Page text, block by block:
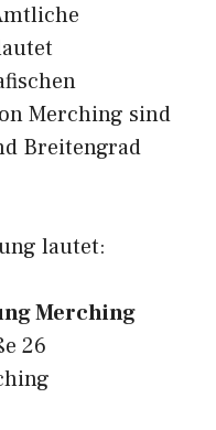
Merching sind
Breitengrad
lautet:
Merching
26